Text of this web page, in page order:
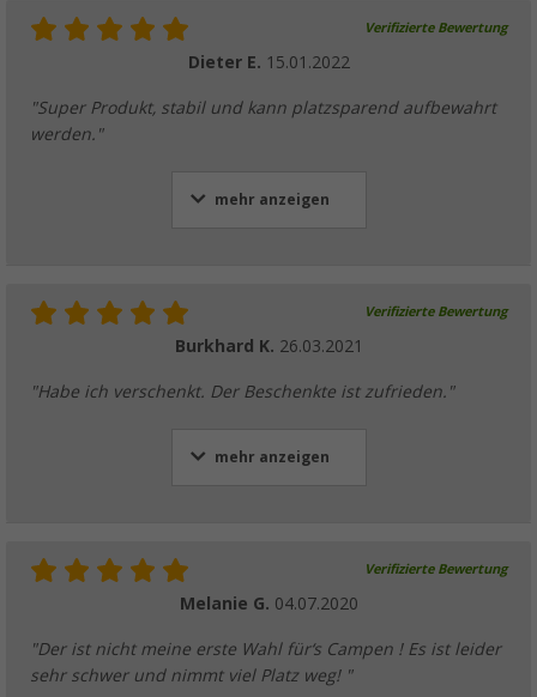
Verifizierte Bewertung
Dieter E. 15.01.2022
"Super Produkt, stabil und kann platzsparend aufbewahrt
werden."
mehr anzeigen
Verifizierte Bewertung
Burkhard K. 26.03.2021
"Habe ich verschenkt. Der Beschenkte ist zufrieden."
mehr anzeigen
Verifizierte Bewertung
Melanie G. 04.07.2020
"Der ist nicht meine erste Wahl für‘s Campen ! Es ist leider
sehr schwer und nimmt viel Platz weg! "